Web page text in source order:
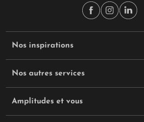
Nos inspirations
Nos autres services
Amplitudes et vous